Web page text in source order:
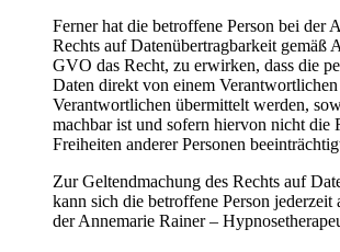
Ferner hat die betroffene Person bei der
Rechts auf Datenübertragbarkeit gemäß
GVO das Recht, zu erwirken, dass die
Daten direkt von einem Verantwortlichen
Verantwortlichen übermittelt werden,
machbar ist und sofern hiervon nicht die
Freiheiten anderer Personen
Zur Geltendmachung des Rechts auf
kann sich die betroffene Person jederzeit
der Annemarie Rainer –